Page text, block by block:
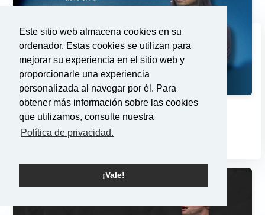
Este sitio web almacena cookies en su
ordenador. Estas cookies se utilizan para
mejorar su experiencia en el sitio web y
proporcionarle una experiencia
personalizada al navegar por él. Para
obtener más información sobre las cookies
que utilizamos, consulte nuestra
Política de privacidad.
¡Vale!
Cambios
2/23/2025